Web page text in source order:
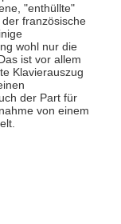
"enthüllte"
französische
wohl nur die
ist vor allem
Klavierauszug
der Part für
von einem